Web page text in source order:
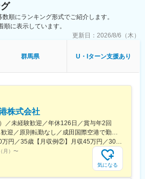
順にランキング形式でご紹介します。
に表示しています。
更新日： 2026/8/6（木）
群馬県 U・Iターン支援あり
株式会社
／未経験歓迎／年休126日／賞与年2回
） 〜
気になる